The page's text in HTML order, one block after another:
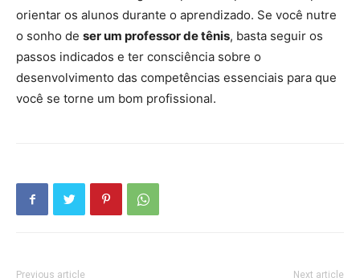
orientar os alunos durante o aprendizado. Se você nutre
o sonho de ser um professor de tênis, basta seguir os
passos indicados e ter consciência sobre o
desenvolvimento das competências essenciais para que
você se torne um bom profissional.
Previous article Next article